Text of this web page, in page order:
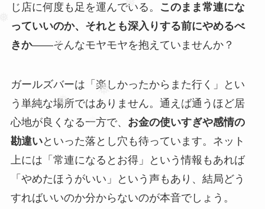
❅
❅
❅
❅
じ店に何度も足を運んでいる。
このまま常連にな
っていいのか、それとも深入りする前にやめるべ
きか——そんなモヤモヤを抱えていませんか？
ガールズバーは「楽しかったからまた行く」とい
う単純な場所ではありません。通えば通うほど居
心地が良くなる一方で、 お金の使いすぎや感情の
勘違いといった落とし穴も待っています。ネット
上には「常連になるとお得」という情報もあれば
「やめたほうがいい」という声もあり、結局どう
すればいいのか分からないのが本音でしょう。